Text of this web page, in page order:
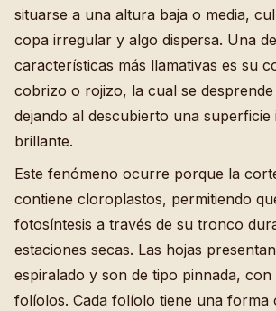
situarse a una altura baja o media,
copa irregular y algo dispersa. Una
características más llamativas es su
cobrizo o rojizo, la cual se
dejando al descubierto una
brillante.
Este fenómeno ocurre porque la
contiene cloroplastos, permitiendo
fotosíntesis a través de su tronco
estaciones secas. Las hojas
espiralado y son de tipo pinnada, con
folíolos. Cada folíolo tiene una forma